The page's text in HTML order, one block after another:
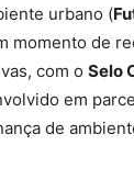
urbano (
momento de
com o Selo
em
de